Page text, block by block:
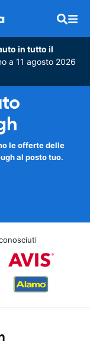
in tutto il
a 11 agosto 2026
le offerte delle
al posto tuo.